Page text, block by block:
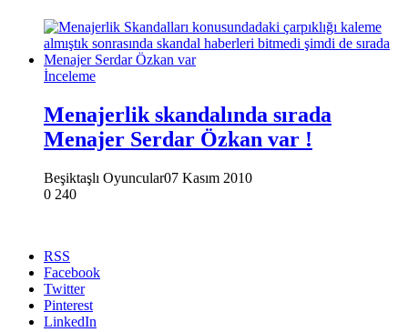
İnceleme
Menajerlik skandalında sırada
Menajer Serdar Özkan var !
Beşiktaşlı Oyuncular07 Kasım 2010
0 240
RSS
Facebook
Twitter
Pinterest
LinkedIn